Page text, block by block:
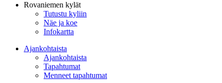
Rovaniemen kylät
Tutustu kyliin
Näe ja koe
Infokartta
Ajankohtaista
Ajankohtaista
Tapahtumat
Menneet tapahtumat